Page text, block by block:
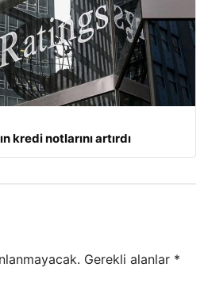
kredi notlarını artırdı
Gerekli alanlar *